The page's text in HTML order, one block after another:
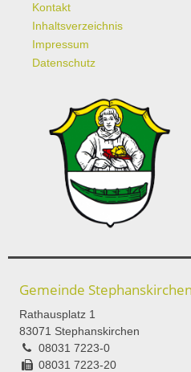
Kontakt
Inhaltsverzeichnis
Impressum
Datenschutz
Gemeinde Stephanskirchen
Rathausplatz 1
83071 Stephanskirchen
08031 7223-0
08031 7223-20